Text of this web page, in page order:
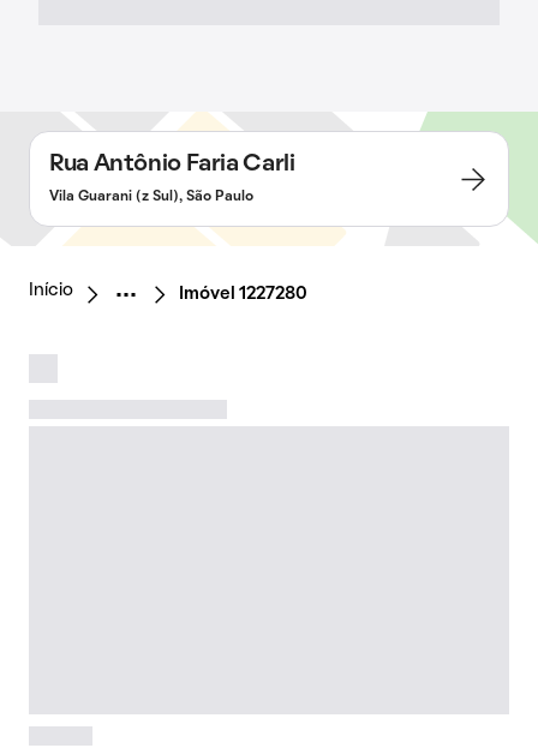
Rua Antônio Faria Carli
Vila Guarani (z Sul), São Paulo
Início Imóvel 1227280